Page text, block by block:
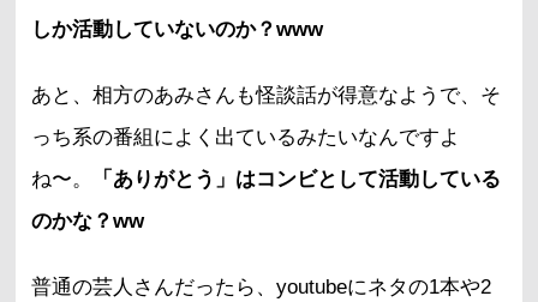
しか活動していないのか？www
あと、相方のあみさんも怪談話が得意なようで、そ
っち系の番組によく出ているみたいなんですよ
ね〜。
「ありがとう」はコンビとして活動している
のかな？ww
普通の芸人さんだったら、youtubeにネタの1本や2